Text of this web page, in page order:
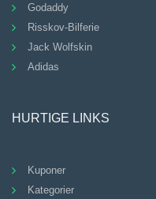
Godaddy
Risskov-Bilferie
Jack Wolfskin
Adidas
HURTIGE LINKS
Kuponer
Kategorier